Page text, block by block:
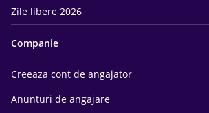
Zile libere 2026
Companie
Creeaza cont de angajator
Anunturi de angajare